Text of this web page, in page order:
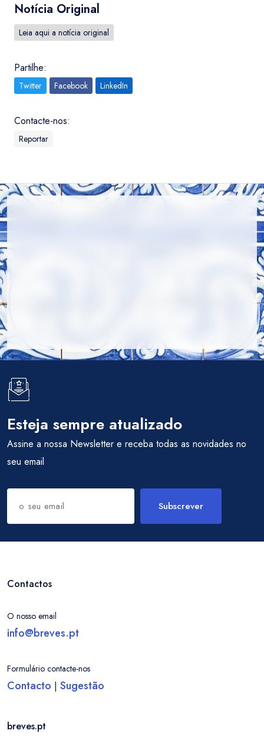
Notícia Original
Leia aqui a notícia original
Partilhe:
Twitter Facebook LinkedIn
Contacte-nos:
Reportar
Esteja sempre atualizado
Assine a nossa Newsletter e receba todas as novidades no
seu email
Subscrever
Contactos
O nosso email
info@breves.pt
Formulário contacte-nos
Contacto | Sugestão
breves.pt